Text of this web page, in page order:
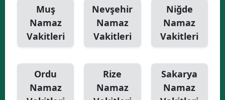
Muş
Namaz
Vakitleri
Nevşehir
Namaz
Vakitleri
Niğde
Namaz
Vakitleri
Ordu
Namaz
Rize
Namaz
Sakarya
Namaz